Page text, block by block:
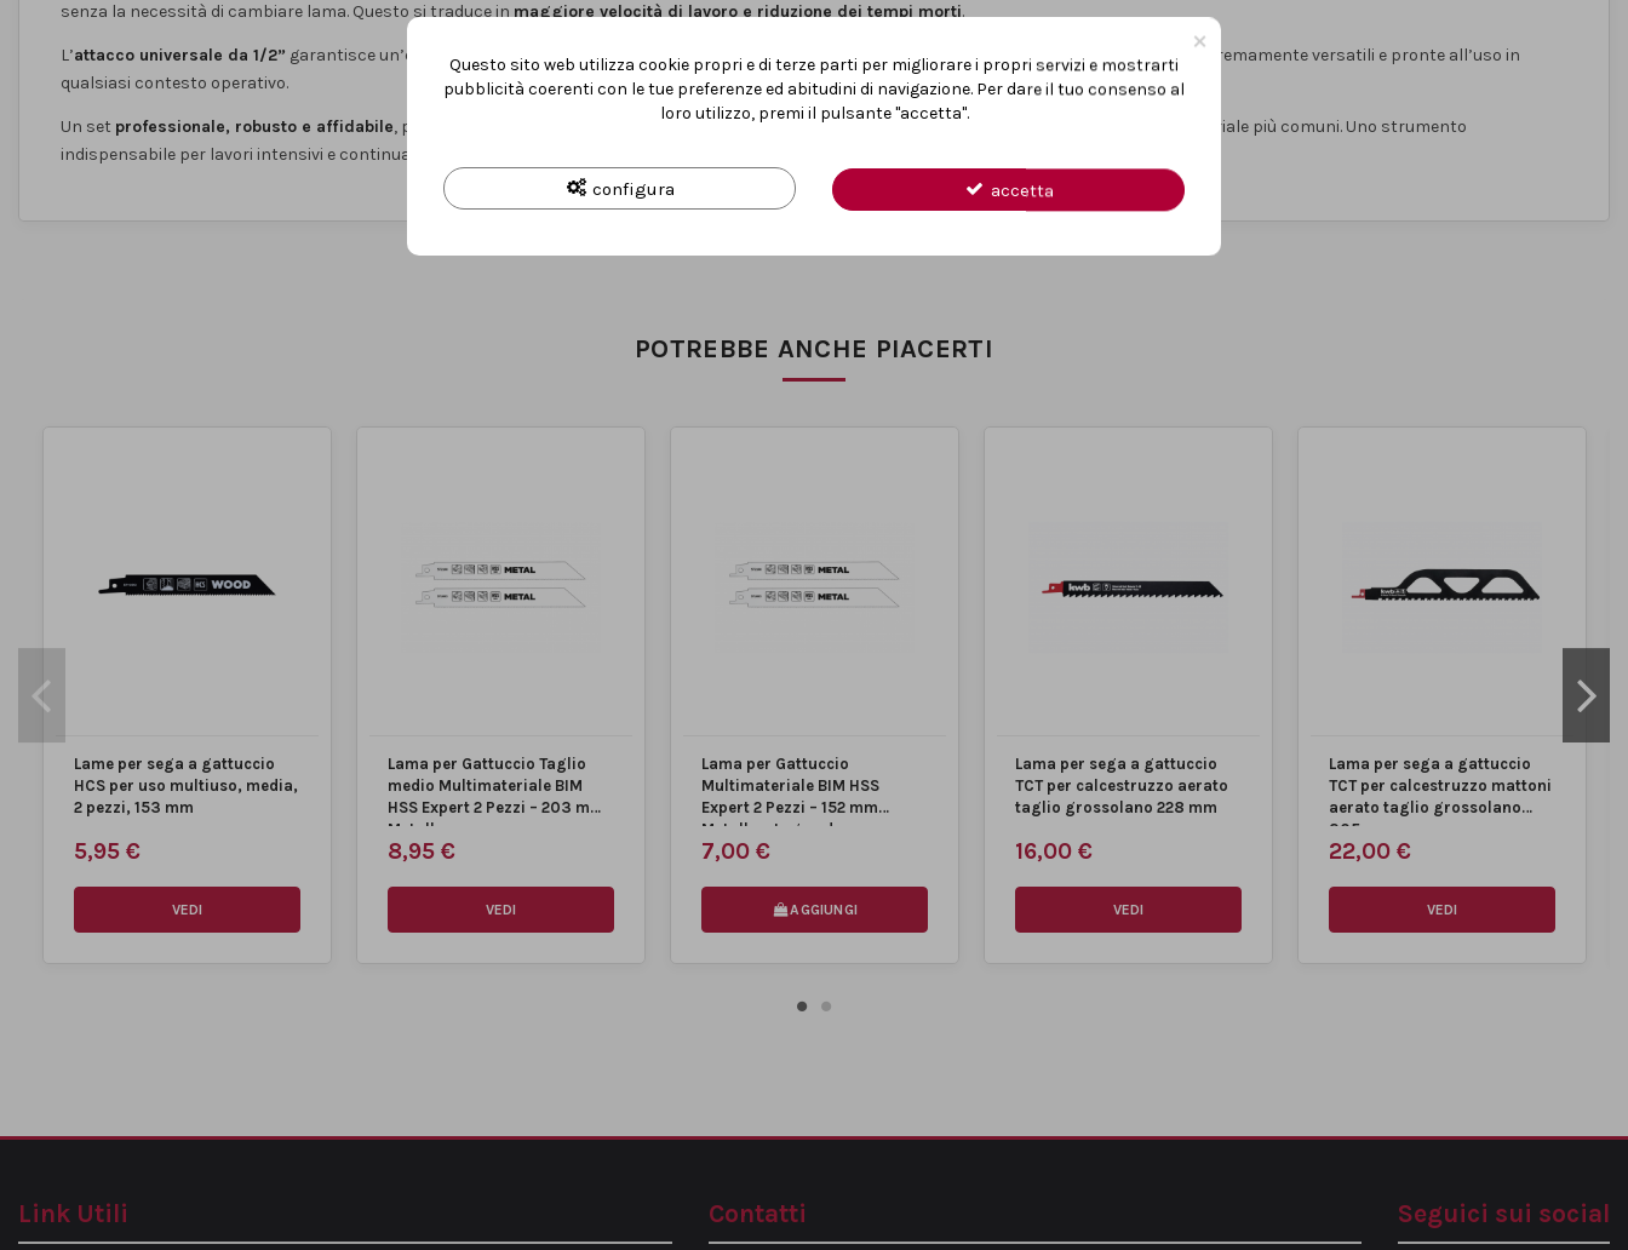
senza la necessità di cambiare lama. Questo si traduce in maggiore velocità di lavoro e riduzione dei tempi morti.
L’attacco universale da 1/2” garantisce un’elevata compatibilità con la maggior parte dei gattucci presenti sul mercato, rendendo queste lame estremamente versatili e pronte all’uso in
qualsiasi contesto operativo.
Un set professionale, robusto e affidabile, pensato per chi cerca versatilità reale, lunga durata e prestazioni costanti
nelle lavorazioni multimateriale più comuni. Uno strumento
indispensabile per lavori intensivi e continuativi.
POTREBBE ANCHE PIACERTI
Lame per sega a gattuccio
HCS per uso multiuso, media,
2 pezzi, 153 mm
5,95 €
VEDI
Lama per Gattuccio Taglio
medio Multimateriale BIM
HSS Expert 2 Pezzi – 203 mm
Metallo...
8,95 €
VEDI
Lama per Gattuccio
Multimateriale BIM HSS
Expert 2 Pezzi – 152 mm
Metallo e Legno da...
7,00 €
AGGIUNGI
Lama per sega a gattuccio
TCT per calcestruzzo aerato
taglio grossolano 228 mm
16,00 €
VEDI
Lama per sega a gattuccio
TCT per calcestruzzo mattoni
aerato taglio grossolano
305 mm
22,00 €
VEDI
Link Utili Contatti Seguici sui social
×
Questo sito web utilizza cookie propri e di terze parti per migliorare i propri servizi e mostrarti
pubblicità coerenti con le tue preferenze ed abitudini di navigazione. Per dare il tuo consenso al
loro utilizzo, premi il pulsante "accetta".
configura accetta